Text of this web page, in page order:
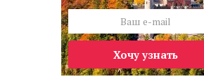
Хочу узнать